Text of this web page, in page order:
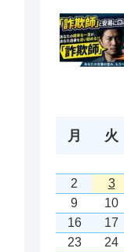
月 火
2
3
9
10
16
17
23
24